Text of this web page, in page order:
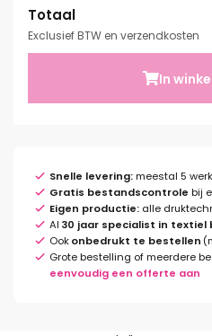
Totaal
Exclusief BTW en verzendkosten
In
Snelle levering:meestal 5
Gratis bestandscontrole bij
Eigen productie: alle
Al 30 jaar specialist in textiel
Ookonbedrukt te bestellen
Grote bestelling of meerdere
eenvoudig een offerte aan